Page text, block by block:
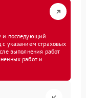
и последующий
с указанием страховых
выполнения работ
работ и